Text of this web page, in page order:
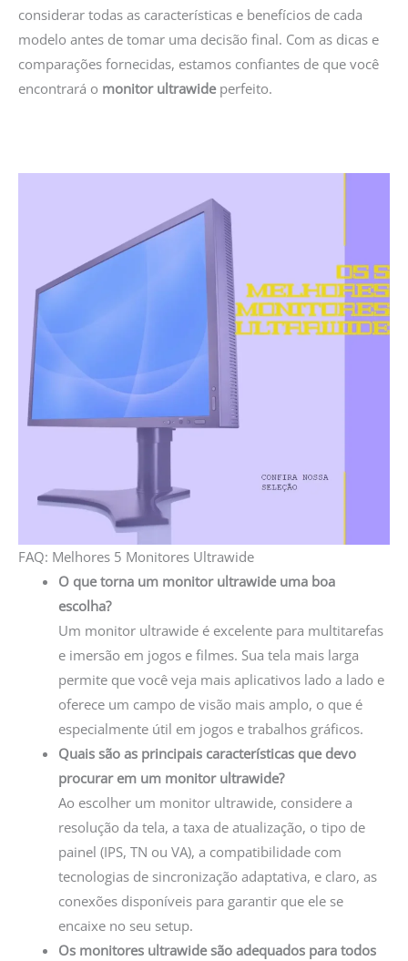
considerar todas as características e benefícios de cada
modelo antes de tomar uma decisão final. Com as dicas e
comparações fornecidas, estamos confiantes de que você
encontrará o monitor ultrawideperfeito.
FAQ: Melhores 5 Monitores Ultrawide
O que torna um monitor ultrawide uma boa
escolha?
Um monitor ultrawide é excelente para multitarefas
e imersão em jogos e filmes. Sua tela mais larga
permite que você veja mais aplicativos lado a lado e
oferece um campo de visão mais amplo, o que é
especialmente útil em jogos e trabalhos gráficos.
Quais são as principais características que devo
procurar em um monitor ultrawide?
Ao escolher um monitor ultrawide, considere a
resolução da tela, a taxa de atualização, o tipo de
painel (IPS, TN ou VA), a compatibilidade com
tecnologias de sincronização adaptativa, e claro, as
conexões disponíveis para garantir que ele se
encaixe no seu setup.
Os monitores ultrawide são adequados para todos